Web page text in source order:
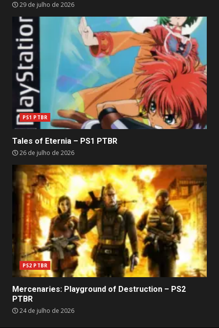
29 de julho de 2026
PS1 PTBR
Tales of Eternia – PS1 PTBR
26 de julho de 2026
PS2 PTBR
Mercenaries: Playground of Destruction – PS2
PTBR
24 de julho de 2026